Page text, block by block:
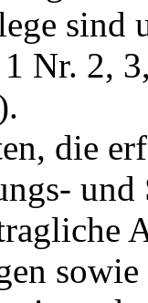
sind
Nr. 2,
die
und